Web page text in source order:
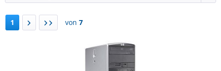
1 von 7